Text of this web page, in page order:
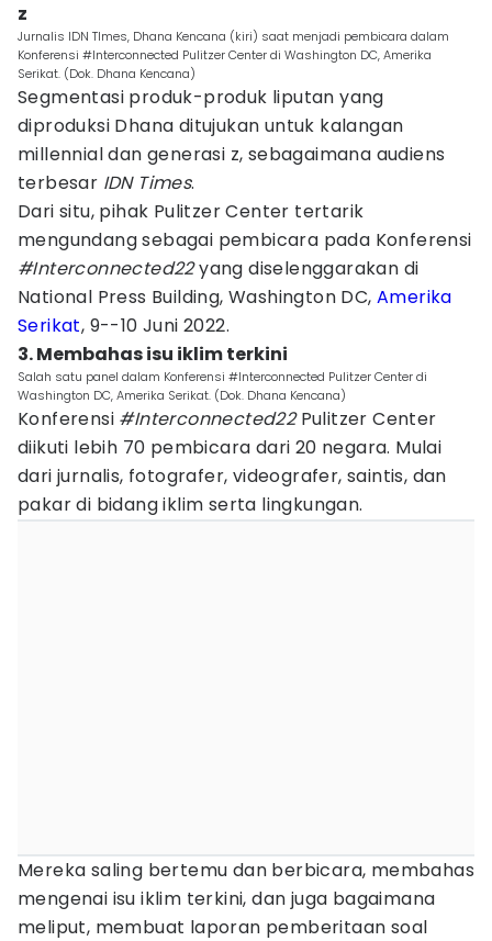
z
Jurnalis IDN TImes, Dhana Kencana (kiri) saat menjadi pembicara dalam
Konferensi #Interconnected Pulitzer Center di Washington DC, Amerika
Serikat. (Dok. Dhana Kencana)
Segmentasi produk-produk liputan yang
diproduksi Dhana ditujukan untuk kalangan
millennial dan generasi z, sebagaimana audiens
terbesar IDN Times.
Dari situ, pihak Pulitzer Center tertarik
mengundang sebagai pembicara pada Konferensi
#Interconnected22yang diselenggarakan di
National Press Building, Washington DC, Amerika
Serikat, 9--10 Juni 2022.
3. Membahas isu iklim terkini
Salah satu panel dalam Konferensi #Interconnected Pulitzer Center di
Washington DC, Amerika Serikat. (Dok. Dhana Kencana)
Konferensi #Interconnected22Pulitzer Center
diikuti lebih 70 pembicara dari 20 negara. Mulai
dari jurnalis, fotografer, videografer, saintis, dan
pakar di bidang iklim serta lingkungan.
Mereka saling bertemu dan berbicara, membahas
mengenai isu iklim terkini, dan juga bagaimana
meliput, membuat laporan pemberitaan soal